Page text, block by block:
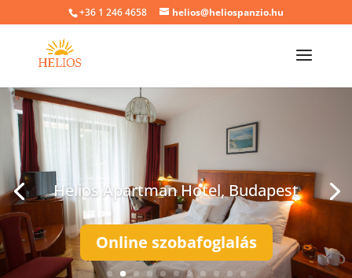
+36 1 246 4658 helios@heliospanzio.hu
Helios Apartman Hotel, Budapest
Online szobafoglalás